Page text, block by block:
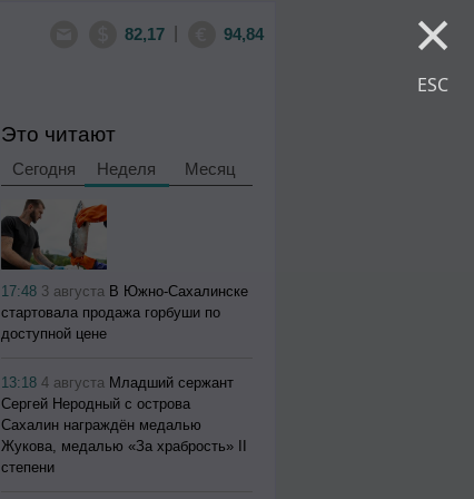
×
ESC
82,17 94,84
Это читают
Сегодня Неделя Месяц
17:48 3 августа В Южно-Сахалинске
стартовала продажа горбуши по
доступной цене
13:184 августа Младший сержант
Сергей Неродный с острова
Сахалин награждён медалью
Жукова, медалью «За храбрость» II
степени